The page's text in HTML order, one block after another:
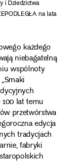
i Dziedzictwa
na lata
każdego
niebagatelną
wspólnoty
lat temu
przetwórstwa
edycja
tradycjach
fabryki